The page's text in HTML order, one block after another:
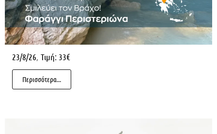
23/8/26, Τιμή: 33€
Περισσότερα...